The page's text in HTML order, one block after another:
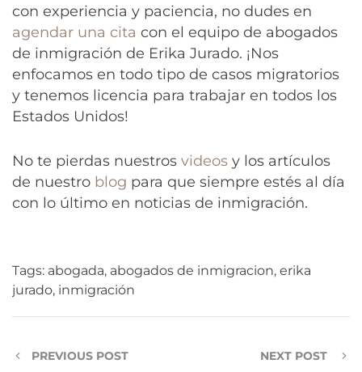
con experiencia y paciencia, no dudes en
agendar una cita con el equipo de abogados
de inmigración de Erika Jurado. ¡Nos
enfocamos en todo tipo de casos migratorios
y tenemos licencia para trabajar en todos los
Estados Unidos!
No te pierdas nuestros videos y los artículos
de nuestro blog para que siempre estés al día
con lo último en noticias de inmigración.
Tags: abogada, abogados de inmigracion, erika
jurado, inmigración
PREVIOUS POST NEXT POST